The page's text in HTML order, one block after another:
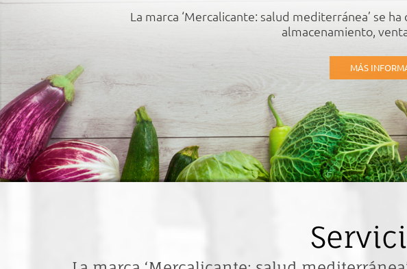
La marca ‘Mercalicante: salud mediterránea’ se
almacenamiento,
MÁS